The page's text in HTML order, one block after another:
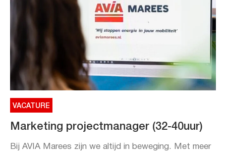
VACATURE
Marketing projectmanager (32-40uur)
Bij AVIA Marees zijn we altijd in beweging. Met meer